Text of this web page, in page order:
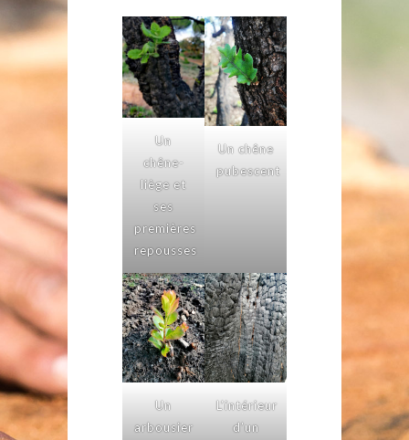
Un
chêne-
liège et
ses
premières
repousses
Un chêne
pubescent
Un
arbousier
L’intérieur
d’un